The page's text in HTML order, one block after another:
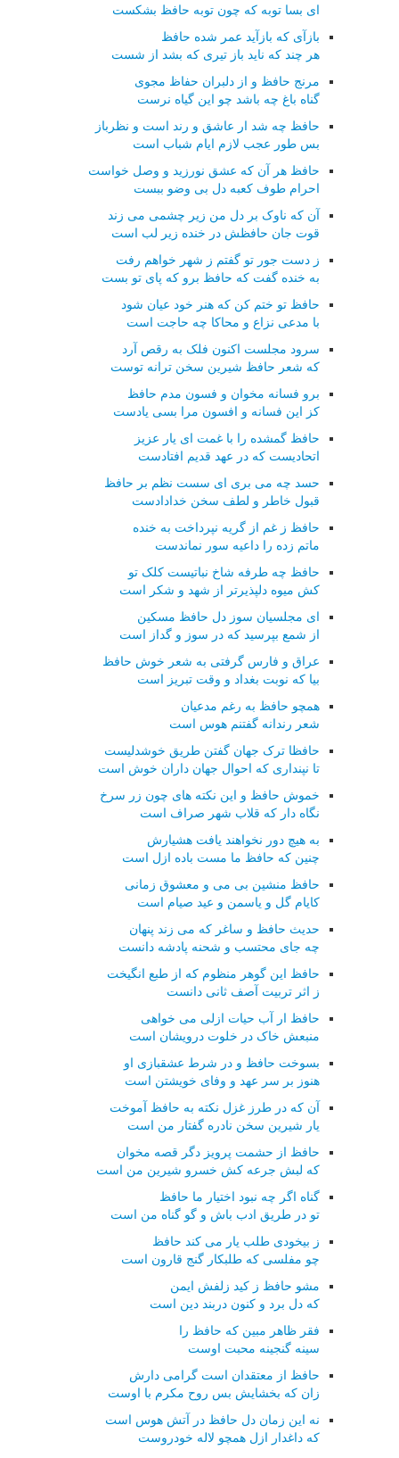
ای بسا توبه که چون توبه حافظ بشکست
بازآی که بازآید عمر شده حافظ
هر چند که ناید باز تیری که بشد از شست
مرنج حافظ و از دلبران حفاظ مجوی
گناه باغ چه باشد چو این گیاه نرست
حافظ چه شد ار عاشق و رند است و نظرباز
بس طور عجب لازم ایام شباب است
حافظ هر آن که عشق نورزید و وصل خواست
احرام طوف کعبه دل بی وضو ببست
آن که ناوک بر دل من زیر چشمی می زند
قوت جان حافظش در خنده زیر لب است
ز دست جور تو گفتم ز شهر خواهم رفت
به خنده گفت که حافظ برو که پای تو بست
حافظ تو ختم کن که هنر خود عیان شود
با مدعی نزاع و محاکا چه حاجت است
سرود مجلست اکنون فلک به رقص آرد
که شعر حافظ شیرین سخن ترانه توست
برو فسانه مخوان و فسون مدم حافظ
کز این فسانه و افسون مرا بسی یادست
حافظ گمشده را با غمت ای یار عزیز
اتحادیست که در عهد قدیم افتادست
حسد چه می بری ای سست نظم بر حافظ
قبول خاطر و لطف سخن خدادادست
حافظ ز غم از گریه نپرداخت به خنده
ماتم زده را داعیه سور نماندست
حافظ چه طرفه شاخ نباتیست کلک تو
کش میوه دلپذیرتر از شهد و شکر است
ای مجلسیان سوز دل حافظ مسکین
از شمع بپرسید که در سوز و گداز است
عراق و فارس گرفتی به شعر خوش حافظ
بیا که نوبت بغداد و وقت تبریز است
همچو حافظ به رغم مدعیان
شعر رندانه گفتنم هوس است
حافظا ترک جهان گفتن طریق خوشدلیست
تا نپنداری که احوال جهان داران خوش است
خموش حافظ و این نکته های چون زر سرخ
نگاه دار که قلاب شهر صراف است
به هیچ دور نخواهند یافت هشیارش
چنین که حافظ ما مست باده ازل است
حافظ منشین بی می و معشوق زمانی
کایام گل و یاسمن و عید صیام است
حدیث حافظ و ساغر که می زند پنهان
چه جای محتسب و شحنه پادشه دانست
حافظ این گوهر منظوم که از طبع انگیخت
ز اثر تربیت آصف ثانی دانست
حافظ ار آب حیات ازلی می خواهی
منبعش خاک در خلوت درویشان است
بسوخت حافظ و در شرط عشقبازی او
هنوز بر سر عهد و وفای خویشتن است
آن که در طرز غزل نکته به حافظ آموخت
یار شیرین سخن نادره گفتار من است
حافظ از حشمت پرویز دگر قصه مخوان
که لبش جرعه کش خسرو شیرین من است
گناه اگر چه نبود اختیار ما حافظ
تو در طریق ادب باش و گو گناه من است
ز بیخودی طلب یار می کند حافظ
چو مفلسی که طلبکار گنج قارون است
مشو حافظ ز کید زلفش ایمن
که دل برد و کنون دربند دین است
فقر ظاهر مبین که حافظ را
سینه گنجینه محبت اوست
حافظ از معتقدان است گرامی دارش
زان که بخشایش بس روح مکرم با اوست
نه این زمان دل حافظ در آتش هوس است
که داغدار ازل همچو لاله خودروست